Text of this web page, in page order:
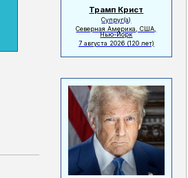
Трамп Крист
Супруг(а)
Северная Америка, США,
Нью-Йорк
7 августа 2026 (120 лет)